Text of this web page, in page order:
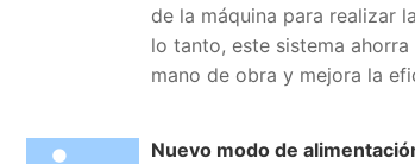
de la máquina para realizar
lo tanto, este sistema
mano de obra y mejora la
Nuevo modo de